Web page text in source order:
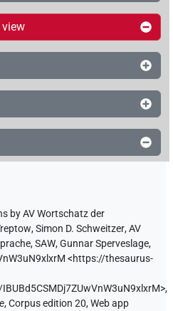
byAV Wortschatz der
,Simon D. Schweitzer,AV
SAW,Gunnar Sperveslage,
<https://thesaurus-
,
,Corpus edition 20, Web app